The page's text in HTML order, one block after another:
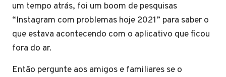
um tempo atrás, foi um boom de pesquisas
“Instagram com problemas hoje 2021” para saber o
que estava acontecendo com o aplicativo que ficou
fora do ar.
Então pergunte aos amigos e familiares se o